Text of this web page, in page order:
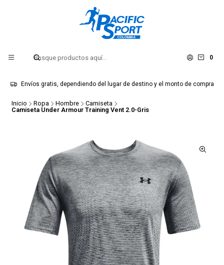
0
Envíos gratis, dependiendo del lugar de destino y el monto de compra
Inicio Ropa Hombre
Camiseta
Camiseta Under Armour Training Vent 2.0-Gris